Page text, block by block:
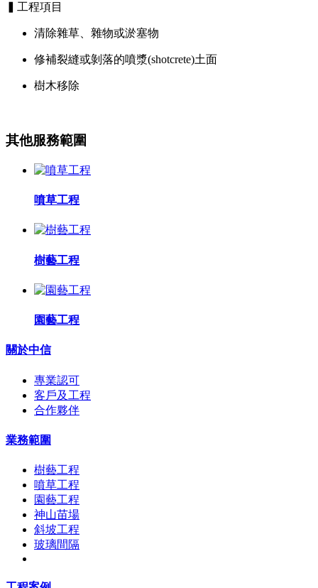
▍工程項目
清除雜草、雜物或淤塞物
修補裂縫或剝落的噴漿(shotcrete)土面
樹木移除
其他服務範圍
噴草工程
樹藝工程
園藝工程
關於中信
專業認可
客戶及工程
合作夥伴
業務範圍
樹藝工程
噴草工程
園藝工程
神山苗場
斜坡工程
玻璃間隔